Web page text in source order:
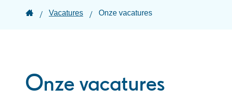
Startpagina
Vacatures Onze vacatures
Onze vacatures